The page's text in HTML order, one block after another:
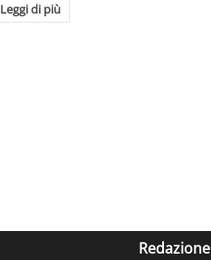
Leggi di più
Redazione